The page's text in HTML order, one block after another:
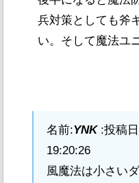
兵対策としても斧
い。そして魔法ユ
名前:YNK:投稿
19:20:26
風魔法は小さい